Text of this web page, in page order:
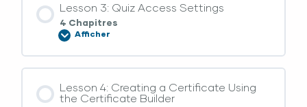
Lesson 3: Quiz Access Settings
4 Chapitres
Afficher
Lesson 4: Creating a Certificate Using
the Certificate Builder